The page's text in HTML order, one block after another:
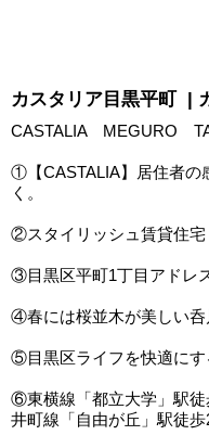
カスタリア目黒平町 |
CASTALIA MEGURO
①【CASTALIA】居住者の
く。
②スタイリッシュ賃貸住宅
③目黒区平町1丁目アドレ
④春には桜並木が美しい呑
⑤目黒区ライフを快適にす
⑥東横線「都立大学」駅徒
井町線「自由が丘」駅徒歩